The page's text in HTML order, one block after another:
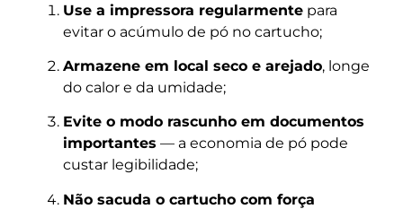
Use a impressora regularmente para
evitar o acúmulo de pó no cartucho;
Armazene em local seco e arejado, longe
do calor e da umidade;
Evite o modo rascunho em documentos
importantes — a economia de pó pode
custar legibilidade;
Não sacuda o cartucho com força